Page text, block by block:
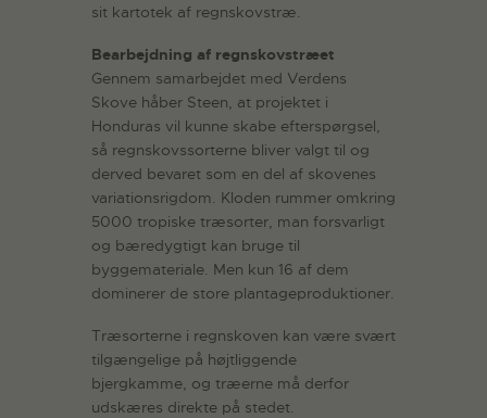
sit kartotek af regnskovstræ.
Bearbejdning af regnskovstræet
Gennem samarbejdet med Verdens
Skove håber Steen, at projektet i
Honduras vil kunne skabe efterspørgsel,
så regnskovssorterne bliver valgt til og
derved bevaret som en del af skovenes
variationsrigdom. Kloden rummer omkring
5000 tropiske træsorter, man forsvarligt
og bæredygtigt kan bruge til
byggemateriale. Men kun 16 af dem
dominerer de store plantageproduktioner.
Træsorterne i regnskoven kan være svært
tilgængelige på højtliggende
bjergkamme, og træerne må derfor
udskæres direkte på stedet.